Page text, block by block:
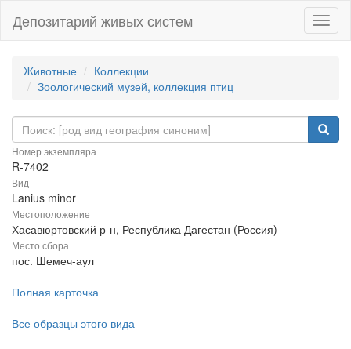
Депозитарий живых систем
Животные
Коллекции
Зоологический музей, коллекция птиц
Номер экземпляра
R-7402
Вид
Lanius minor
Местоположение
Хасавюртовский р-н, Республика Дагестан (Россия)
Место сбора
пос. Шемеч-аул
Полная карточка
Все образцы этого вида